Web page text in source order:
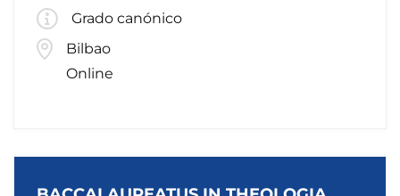
Grado canónico
Bilbao
Online